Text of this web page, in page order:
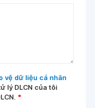
vệ dữ liệu cá nhân
lý DLCN của tôi
*